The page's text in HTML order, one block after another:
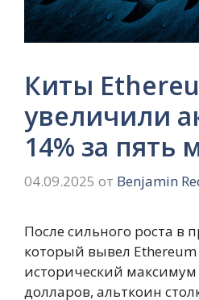
Киты
увеличили
14% за пять
04.09.2025 от Benjamin
После сильного роста в
который вывел
исторический максимум
долларов, альткоин